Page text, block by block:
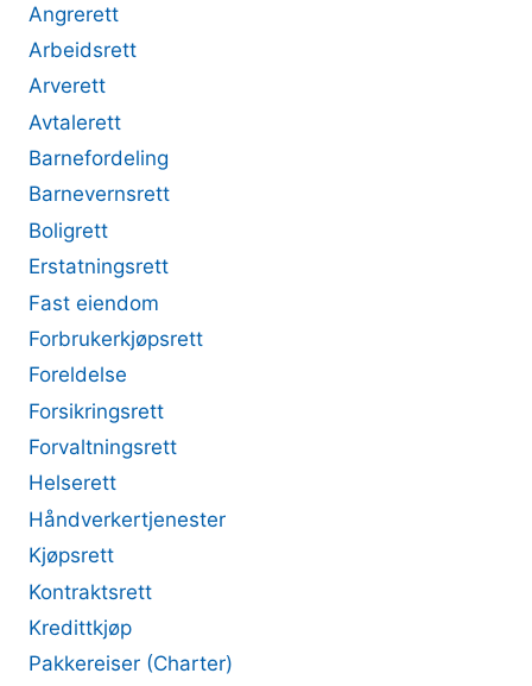
Angrerett
Arbeidsrett
Arverett
Avtalerett
Barnefordeling
Barnevernsrett
Boligrett
Erstatningsrett
Fast eiendom
Forbrukerkjøpsrett
Foreldelse
Forsikringsrett
Forvaltningsrett
Helserett
Håndverkertjenester
Kjøpsrett
Kontraktsrett
Kredittkjøp
Pakkereiser (Charter)